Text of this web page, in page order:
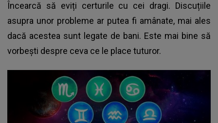
Încearcă să eviți certurile cu cei dragi. Discuțiile
asupra unor probleme ar putea fi amânate, mai ales
dacă acestea sunt legate de bani. Este mai bine să
vorbești despre ceva ce le place tuturor.